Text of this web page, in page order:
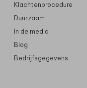
Klachtenprocedure
Duurzaam
In de media
Blog
Bedrijfsgegevens